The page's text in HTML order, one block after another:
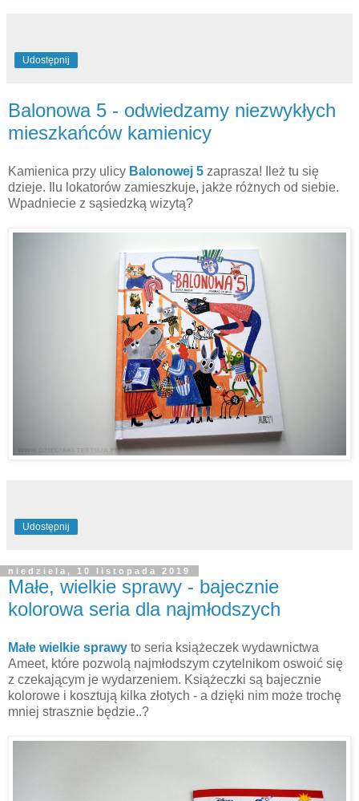
Udostępnij
Balonowa 5 - odwiedzamy niezwykłych
mieszkańców kamienicy
Kamienica przy ulicy Balonowej 5 zaprasza! Ileż tu się
dzieje. Ilu lokatorów zamieszkuje, jakże różnych od siebie.
Wpadniecie z sąsiedzką wizytą?
Udostępnij
niedziela, 10 listopada 2019
Małe, wielkie sprawy - bajecznie
kolorowa seria dla najmłodszych
Małe wielkie sprawy to seria książeczek wydawnictwa
Ameet, które pozwolą najmłodszym czytelnikom oswoić się
z czekającym je wydarzeniem. Książeczki są bajecznie
kolorowe i kosztują kilka złotych - a dzięki nim może trochę
mniej strasznie będzie..?